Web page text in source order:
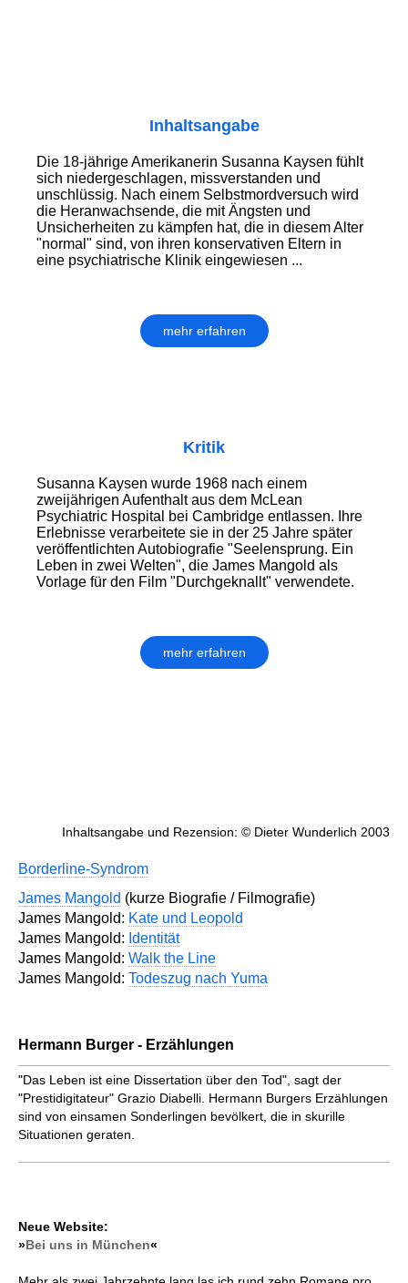
Inhaltsangabe
Die 18-jährige Amerikanerin Susanna Kaysen fühlt
sich niedergeschlagen, missverstanden und
unschlüssig. Nach einem Selbstmordversuch wird
die Heranwachsende, die mit Ängsten und
Unsicherheiten zu kämpfen hat, die in diesem Alter
"normal" sind, von ihren konservativen Eltern in
eine psychiatrische Klinik eingewiesen ...
mehr erfahren
Kritik
Susanna Kaysen wurde 1968 nach einem
zweijährigen Aufenthalt aus dem McLean
Psychiatric Hospital bei Cambridge entlassen. Ihre
Erlebnisse verarbeitete sie in der 25 Jahre später
veröffentlichten Autobiografie "Seelensprung. Ein
Leben in zwei Welten", die James Mangold als
Vorlage für den Film "Durchgeknallt" verwendete.
mehr erfahren
Inhaltsangabe und Rezension: © Dieter Wunderlich 2003
Borderline-Syndrom
James Mangold (kurze Biografie / Filmografie)
James Mangold: Kate und Leopold
James Mangold: Identität
James Mangold: Walk the Line
James Mangold: Todeszug nach Yuma
Hermann Burger - Erzählungen
"Das Leben ist eine Dissertation über den Tod", sagt der
"Prestidigitateur" Grazio Diabelli. Hermann Burgers Erzählungen
sind von einsamen Sonderlingen bevölkert, die in skurille
Situationen geraten.
Neue Website:
»Bei uns in München«